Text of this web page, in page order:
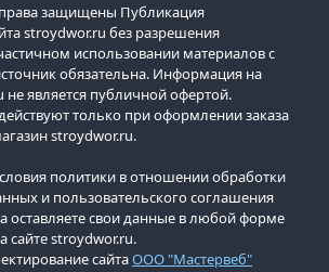
права защищены Публикация
stroydwor.ru без разрешения
использовании материалов с
обязательна. Информация на
не является публичной офертой.
только при оформлении заказа
stroydwor.ru.
политики в отношении обработки
и пользовательского соглашения
оставляете свои данные в любой форме
сайте stroydwor.ru.
сайтаООО "Мастервеб"